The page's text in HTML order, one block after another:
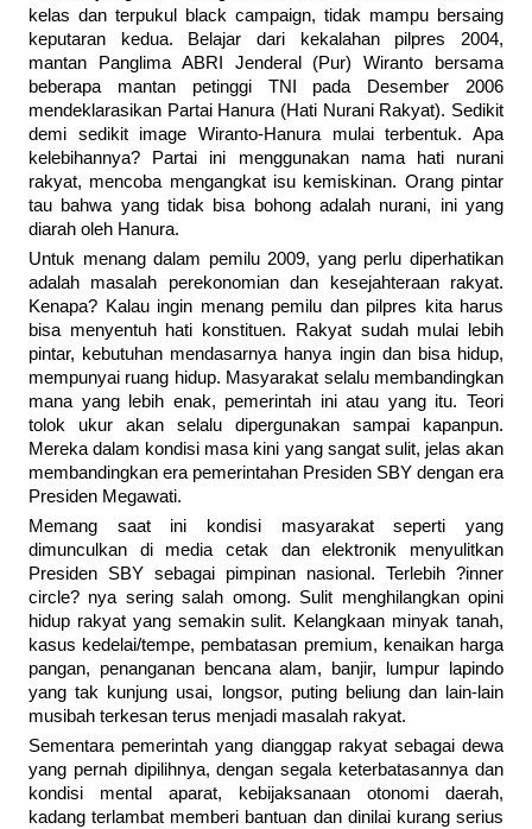
kelas dan terpukul black campaign, tidak mampu bersaing
keputaran kedua. Belajar dari kekalahan pilpres 2004,
mantan Panglima ABRI Jenderal (Pur) Wiranto bersama
beberapa mantan petinggi TNI pada Desember 2006
mendeklarasikan Partai Hanura (Hati Nurani Rakyat). Sedikit
demi sedikit image Wiranto-Hanura mulai terbentuk. Apa
kelebihannya? Partai ini menggunakan nama hati nurani
rakyat, mencoba mengangkat isu kemiskinan. Orang pintar
tau bahwa yang tidak bisa bohong adalah nurani, ini yang
diarah oleh Hanura.
Untuk menang dalam pemilu 2009, yang perlu diperhatikan
adalah masalah perekonomian dan kesejahteraan rakyat.
Kenapa? Kalau ingin menang pemilu dan pilpres kita harus
bisa menyentuh hati konstituen. Rakyat sudah mulai lebih
pintar, kebutuhan mendasarnya hanya ingin dan bisa hidup,
mempunyai ruang hidup. Masyarakat selalu membandingkan
mana yang lebih enak, pemerintah ini atau yang itu. Teori
tolok ukur akan selalu dipergunakan sampai kapanpun.
Mereka dalam kondisi masa kini yang sangat sulit, jelas akan
membandingkan era pemerintahan Presiden SBY dengan era
Presiden Megawati.
Memang saat ini kondisi masyarakat seperti yang
dimunculkan di media cetak dan elektronik menyulitkan
Presiden SBY sebagai pimpinan nasional. Terlebih ?inner
circle? nya sering salah omong. Sulit menghilangkan opini
hidup rakyat yang semakin sulit. Kelangkaan minyak tanah,
kasus kedelai/tempe, pembatasan premium, kenaikan harga
pangan, penanganan bencana alam, banjir, lumpur lapindo
yang tak kunjung usai, longsor, puting beliung dan lain-lain
musibah terkesan terus menjadi masalah rakyat.
Sementara pemerintah yang dianggap rakyat sebagai dewa
yang pernah dipilihnya, dengan segala keterbatasannya dan
kondisi mental aparat, kebijaksanaan otonomi daerah,
kadang terlambat memberi bantuan dan dinilai kurang serius